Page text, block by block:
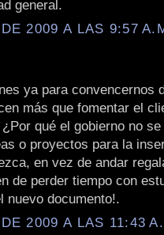
general.
2009 A LAS 9:57
ya para convencernos
más que fomentar el
qué el gobierno no
o proyectos para la
en vez de andar
de perder tiempo con
nuevo documento!.
2009 A LAS 11:43